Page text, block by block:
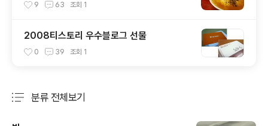
9 63 조회 1
2008티스토리 우수블로그 선물
0 39 조회 1
분류 전체보기